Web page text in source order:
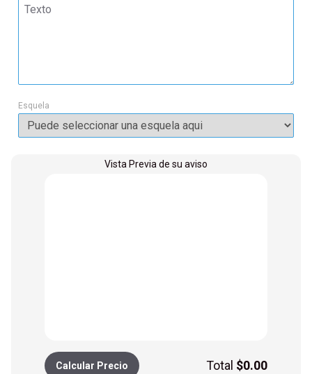
Esquela
Vista Previa de su aviso
Calcular Precio Total $0.00